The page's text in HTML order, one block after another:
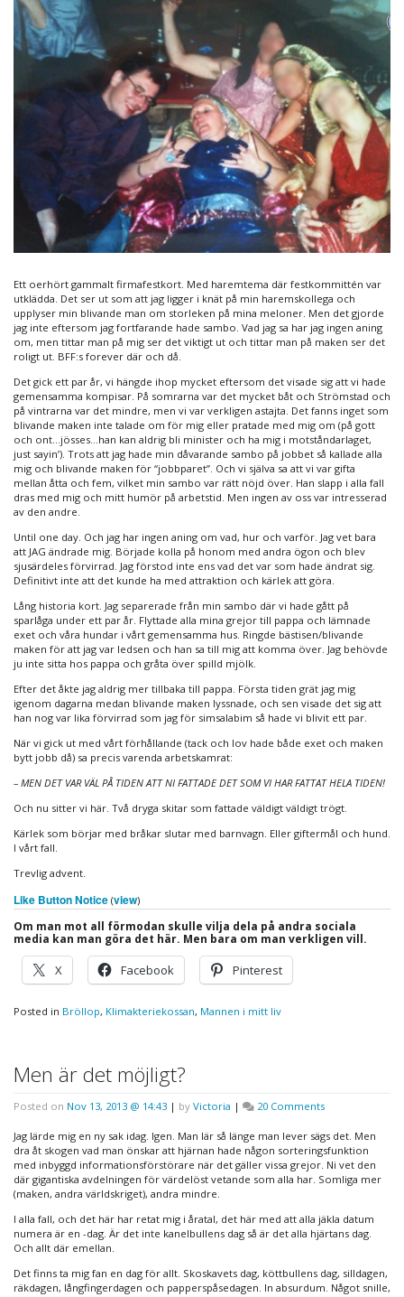
Ett oerhört gammalt firmafestkort. Med haremtema där festkommittén var
utklädda. Det ser ut som att jag ligger i knät på min haremskollega och
upplyser min blivande man om storleken på mina meloner. Men det gjorde
jag inte eftersom jag fortfarande hade sambo. Vad jag sa har jag ingen aning
om, men tittar man på mig ser det viktigt ut och tittar man på maken ser det
roligt ut. BFF:s forever där och då.
Det gick ett par år, vi hängde ihop mycket eftersom det visade sig att vi hade
gemensamma kompisar. På somrarna var det mycket båt och Strömstad och
på vintrarna var det mindre, men vi var verkligen astajta. Det fanns inget som
blivande maken inte talade om för mig eller pratade med mig om (på gott
och ont…jösses…han kan aldrig bli minister och ha mig i motståndarlaget,
just sayin’). Trots att jag hade min dåvarande sambo på jobbet så kallade alla
mig och blivande maken för “jobbparet”. Och vi själva sa att vi var gifta
mellan åtta och fem, vilket min sambo var rätt nöjd över. Han slapp i alla fall
dras med mig och mitt humör på arbetstid. Men ingen av oss var intresserad
av den andre.
Until one day. Och jag har ingen aning om vad, hur och varför. Jag vet bara
att JAG ändrade mig. Började kolla på honom med andra ögon och blev
sjusärdeles förvirrad. Jag förstod inte ens vad det var som hade ändrat sig.
Definitivt inte att det kunde ha med attraktion och kärlek att göra.
Lång historia kort. Jag separerade från min sambo där vi hade gått på
sparlåga under ett par år. Flyttade alla mina grejor till pappa och lämnade
exet och våra hundar i vårt gemensamma hus. Ringde bästisen/blivande
maken för att jag var ledsen och han sa till mig att komma över. Jag behövde
ju inte sitta hos pappa och gråta över spilld mjölk.
Efter det åkte jag aldrig mer tillbaka till pappa. Första tiden grät jag mig
igenom dagarna medan blivande maken lyssnade, och sen visade det sig att
han nog var lika förvirrad som jag för simsalabim så hade vi blivit ett par.
När vi gick ut med vårt förhållande (tack och lov hade både exet och maken
bytt jobb då) sa precis varenda arbetskamrat:
– MEN DET VAR VÄL PÅ TIDEN ATT NI FATTADE DET SOM VI HAR FATTAT HELA TIDEN!
Och nu sitter vi här. Två dryga skitar som fattade väldigt väldigt trögt.
Kärlek som börjar med bråkar slutar med barnvagn. Eller giftermål och hund.
I vårt fall.
Trevlig advent.
Like Button Notice (view)
Om man mot all förmodan skulle vilja dela på andra sociala
media kan man göra det här. Men bara om man verkligen vill.
X Facebook Pinterest
Posted in Bröllop, Klimakteriekossan, Mannen i mitt liv
Men är det möjligt?
Posted on Nov 13, 2013 @ 14:43 | by Victoria | 20 Commentson
är
det
möjligt?
Jag lärde mig en ny sak idag. Igen. Man lär så länge man lever sägs det. Men
dra åt skogen vad man önskar att hjärnan hade någon sorteringsfunktion
med inbyggd informationsförstörare när det gäller vissa grejor. Ni vet den
där gigantiska avdelningen för värdelöst vetande som alla har. Somliga mer
(maken, andra världskriget), andra mindre.
I alla fall, och det här har retat mig i åratal, det här med att alla jäkla datum
numera är en -dag. Är det inte kanelbullens dag så är det alla hjärtans dag.
Och allt där emellan.
Det finns ta mig fan en dag för allt. Skoskavets dag, köttbullens dag, silldagen,
räkdagen, långfingerdagen och papperspåsedagen. In absurdum. Något snille,